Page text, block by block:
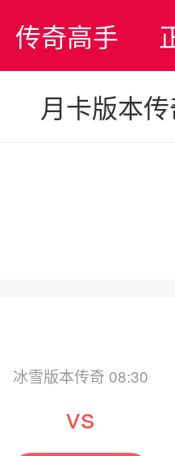
传奇高手
月卡版本
冰雪版本传奇 08:30
vs